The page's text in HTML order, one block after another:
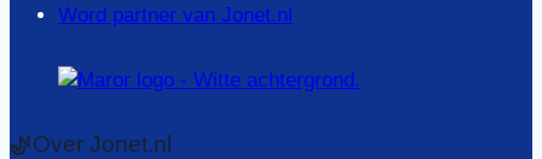
Word partner van Jonet.nl
Over Jonet.nl